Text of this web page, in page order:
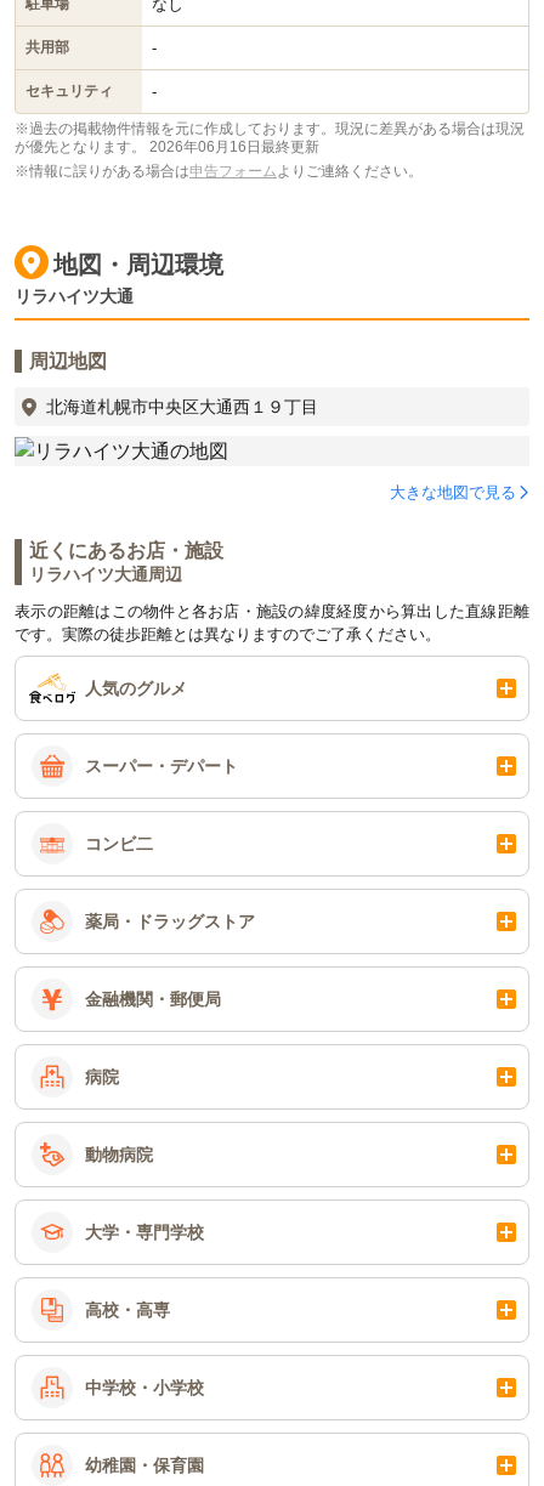
駐車場 なし
共用部 -
セキュリティ -
※過去の掲載物件情報を元に作成しております。現況に差異がある場合は現況
が優先となります。 2026年06月16日最終更新
※情報に誤りがある場合は申告フォーム よりご連絡ください。
地図・周辺環境
リラハイツ大通
周辺地図
北海道札幌市中央区大通西１９丁目
大きな地図で見る
近くにあるお店・施設
リラハイツ大通周辺
表示の距離はこの物件と各お店・施設の緯度経度から算出した直線距離
です。実際の徒歩距離とは異なりますのでご了承ください。
人気のグルメ
スーパー・デパート
コンビ二
薬局・ドラッグストア
金融機関・郵便局
病院
動物病院
大学・専門学校
高校・高専
中学校・小学校
幼稚園・保育園